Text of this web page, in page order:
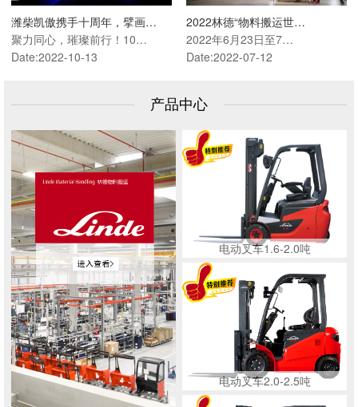
潍柴凯傲携手十周年，擘画…
聚力同心，璀璨前行！10…
Date:2022-10-13
2022林德“物料搬运世…
2022年6月23日至7…
Date:2022-07-12
产品中心
电动叉车1.6-2.0吨
电动叉车2.0-2.5吨